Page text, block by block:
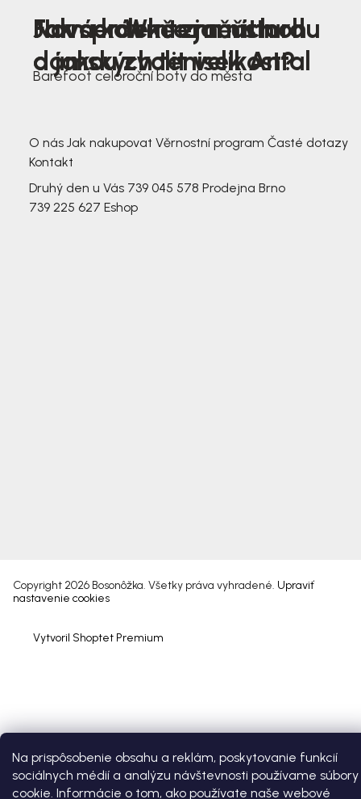
Na prispôsobenie obsahu a reklám, poskytovanie funkcií
sociálnych médií a analýzu návštevnosti používame súbory
cookie. Informácie o tom, ako používate naše webové
Nová kolekce jarních
dámských tenisek Antal
Jak správně změřit nohu
a jakou zvolit velikost?
Farmer Winter mustard
Barefoot celoroční boty do města
O nás Jak nakupovat Věrnostní program Časté dotazy
Kontakt
Druhý den u Vás 739 045 578 Prodejna Brno
739 225 627 Eshop
Vytvoril Shoptet Premium
Copyright 2026 Bosonôžka. Všetky práva vyhradené. Upraviť
nastavenie cookies